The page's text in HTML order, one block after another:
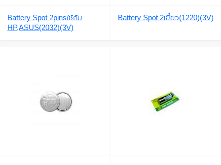
Battery Spot 2pinsใช้กับ
HP,ASUS(2032)(3V)
Battery Spot 2เขี้ยว(1220)(3V)